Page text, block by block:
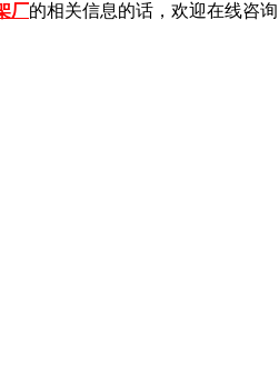
厂的相关信息的话，欢迎在线咨